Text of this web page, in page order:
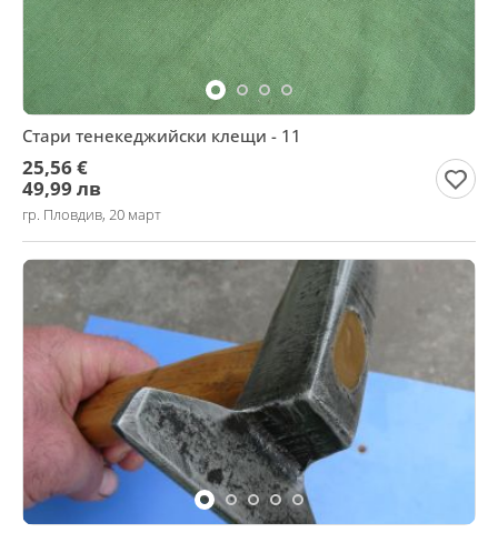
Стари тенекеджийски клещи - 11
25,56 €
49,99 лв
гр. Пловдив, 20 март